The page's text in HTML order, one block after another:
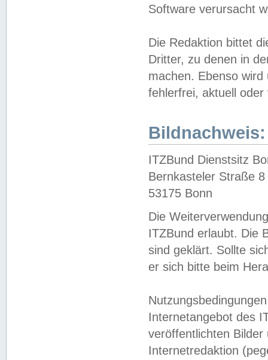
Software verursacht
Die Redaktion bittet
Dritter, zu denen in
machen. Ebenso
fehlerfrei, aktuell oder
Bildnachweis:
ITZBund Dienstsitz
Bernkasteler Straße 8
53175 Bonn
Die
ITZBund erlaubt. Die
sind geklärt. Sollte
er sich bitte beim
Internetangebot des
veröffentlichten
Internetredaktion